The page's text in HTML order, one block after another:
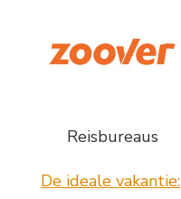
Reisbureaus
De ideale vakantie: